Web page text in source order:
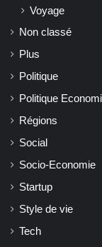
Voyage
Non classé
Plus
Politique
Politique
Régions
Social
Socio-Economie
Startup
Style de vie
Tech